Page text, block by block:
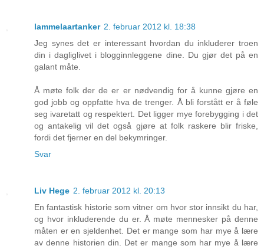
lammelaartanker 2. februar 2012 kl. 18:38
Jeg synes det er interessant hvordan du inkluderer troen
din i dagliglivet i blogginnleggene dine. Du gjør det på en
galant måte.
Å møte folk der de er er nødvendig for å kunne gjøre en
god jobb og oppfatte hva de trenger. Å bli forstått er å føle
seg ivaretatt og respektert. Det ligger mye forebygging i det
og antakelig vil det også gjøre at folk raskere blir friske,
fordi det fjerner en del bekymringer.
Svar
Liv Hege 2. februar 2012 kl. 20:13
En fantastisk historie som vitner om hvor stor innsikt du har,
og hvor inkluderende du er. Å møte mennesker på denne
måten er en sjeldenhet. Det er mange som har mye å lære
av denne historien din. Det er mange som har mye å lære